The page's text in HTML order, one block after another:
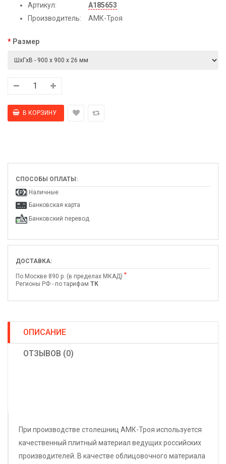
Артикул:
А185653
Производитель:
АМК-Троя
Размер
СПОСОБЫ ОПЛАТЫ:
Наличные
Банковская карта
Банковский перевод
ДОСТАВКА:
По Москве 890 р. (в пределах МКАД) *
Регионы РФ - по тарифам ТК
ОПИСАНИЕ
ОТЗЫВОВ (0)
При производстве столешниц АМК-Троя используется
качественный плитный материал ведущих российских
производителей. В качестве облицовочного материала